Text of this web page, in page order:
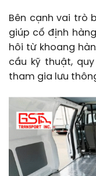
Bên cạnh vai trò
giúp cố định
hôi từ khoang
cầu kỹ thuật,
tham gia lưu